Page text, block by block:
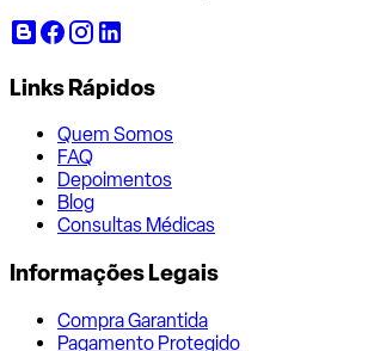
Links Rápidos
Quem Somos
FAQ
Depoimentos
Blog
Consultas Médicas
Informações Legais
Compra Garantida
Pagamento Protegido